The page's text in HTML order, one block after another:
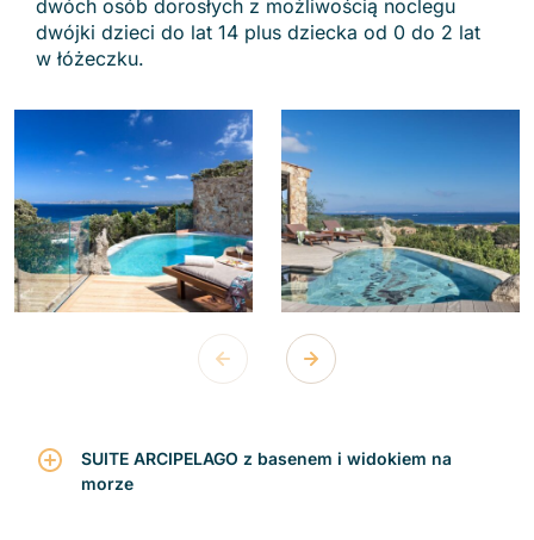
dwóch osób dorosłych z możliwością noclegu
dwójki dzieci do lat 14 plus dziecka od 0 do 2 lat
w łóżeczku.
SUITE ARCIPELAGO z basenem i widokiem na
morze